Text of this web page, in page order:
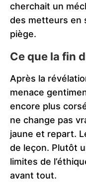
cherchait un
des metteurs en
piège.
Ce que la fin
Après la
menace
encore plus
ne change pas
jaune et repart.
de leçon. Plutôt
limites de
avant tout.